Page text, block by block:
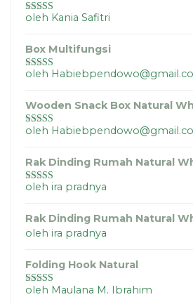
Dinilai5dari
oleh Kania Safitri
Box Multifungsi
Dinilai5dari
oleh
Wooden Snack Box Natural
Dinilai5dari
oleh
Rak Dinding Rumah Natural
Dinilai5dari
oleh ira pradnya
Rak Dinding Rumah Natural
oleh ira pradnya
Folding Hook Natural
Dinilai5dari
oleh Maulana M. Ibrahim